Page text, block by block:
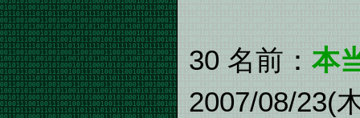
30 名前：本
2007/08/23(